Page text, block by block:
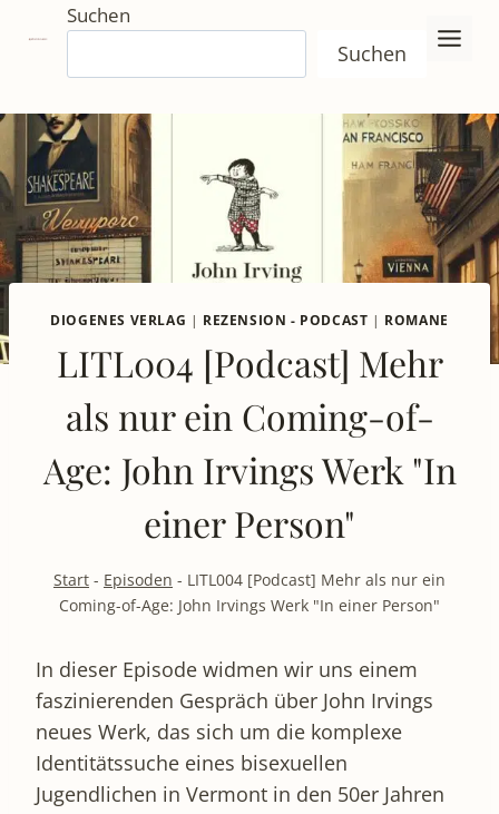
Inhalt
springen
Suchen
Suchen
DIOGENES VERLAG | REZENSION - PODCAST | ROMANE
LITL004 [Podcast] Mehr
als nur ein Coming-of-
Age: John Irvings Werk "In
einer Person"
Start - Episoden - LITL004 [Podcast] Mehr als nur ein
Coming-of-Age: John Irvings Werk "In einer Person"
In dieser Episode widmen wir uns einem
faszinierenden Gespräch über John Irvings
neues Werk, das sich um die komplexe
Identitätssuche eines bisexuellen
Jugendlichen in Vermont in den 50er Jahren